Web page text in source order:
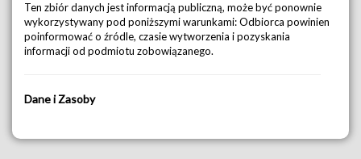
Ten zbiór danych jest informacją publiczną, może być ponownie
wykorzystywany pod poniższymi warunkami: Odbiorca powinien
poinformować o źródle, czasie wytworzenia i pozyskania
informacji od podmiotu zobowiązanego.
Dane i Zasoby
Ogólna klauzula informacyjna dla spraw